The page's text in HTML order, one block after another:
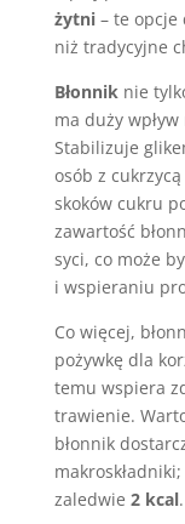
żytni– te opcje
niż tradycyjne
Błonniknie
ma duży
Stabilizuje
osób z
skoków cukru
zawartość
syci, co może
i wspieraniu
Co więcej,
pożywkę dla
temu wspiera
trawienie.
błonnik
zaledwie 2 kcal.